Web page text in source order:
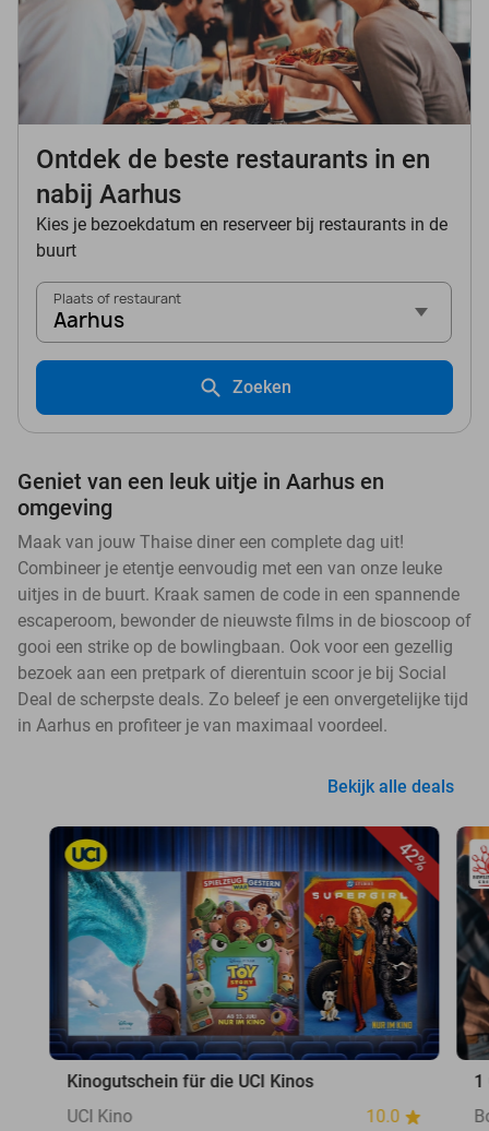
Ontdek de beste restaurants in en
nabij Aarhus
Kies je bezoekdatum en reserveer bij restaurants in de
buurt
Plaats of restaurant
Aarhus
Zoeken
Geniet van een leuk uitje in Aarhus en
omgeving
Maak van jouw Thaise diner een complete dag uit!
Combineer je etentje eenvoudig met een van onze leuke
uitjes in de buurt. Kraak samen de code in een spannende
escaperoom, bewonder de nieuwste films in de bioscoop of
gooi een strike op de bowlingbaan. Ook voor een gezellig
bezoek aan een pretpark of dierentuin scoor je bij Social
Deal de scherpste deals. Zo beleef je een onvergetelijke tijd
in Aarhus en profiteer je van maximaal voordeel.
Bekijk alle deals
42%
Kinogutschein für die UCI Kinos
UCI Kino
10.0
1